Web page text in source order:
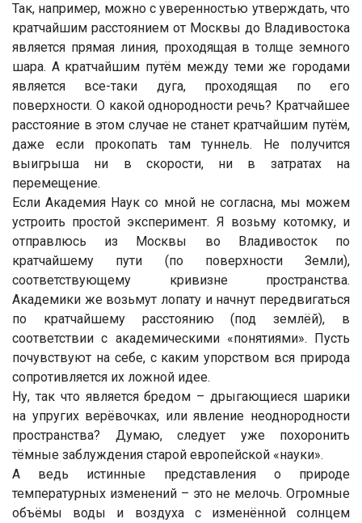
Так, например, можно с уверенностью утверждать, что
кратчайшим расстоянием от Москвы до Владивостока
является прямая линия, проходящая в толще земного
шара. А кратчайшим путём между теми же городами
является все-таки дуга, проходящая по его
поверхности. О какой однородности речь? Кратчайшее
расстояние в этом случае не станет кратчайшим путём,
даже если прокопать там туннель. Не получится
выигрыша ни в скорости, ни в затратах на
перемещение.
Если Академия Наук со мной не согласна, мы можем
устроить простой эксперимент. Я возьму котомку, и
отправлюсь из Москвы во Владивосток по
кратчайшему пути (по поверхности Земли),
соответствующему кривизне пространства.
Академики же возьмут лопату и начнут передвигаться
по кратчайшему расстоянию (под землёй), в
соответствии с академическими «понятиями». Пусть
почувствуют на себе, с каким упорством вся природа
сопротивляется их ложной идее.
Ну, так что является бредом – дрыгающиеся шарики
на упругих верёвочках, или явление неоднородности
пространства? Думаю, следует уже похоронить
тёмные заблуждения старой европейской «науки».
А ведь истинные представления о природе
температурных изменений – это не мелочь. Огромные
объёмы воды и воздуха с изменённой солнцем